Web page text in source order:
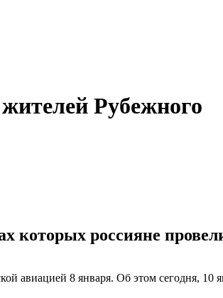
Рубежного
которых россияне
авиацией 8 января. Об этом сегодня, 10